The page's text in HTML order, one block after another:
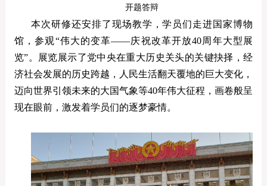
开题答辩
本次研修还安排了现场教学，学员们走进国家博物
馆，参观“伟大的变革——庆祝改革开放40周年大型展
览”。展览展示了党中央在重大历史关头的关键抉择，经
济社会发展的历史跨越，人民生活翻天覆地的巨大变化，
迈向世界引领未来的大国气象等40年伟大征程，画卷般呈
现在眼前，激发着学员们的逐梦豪情。